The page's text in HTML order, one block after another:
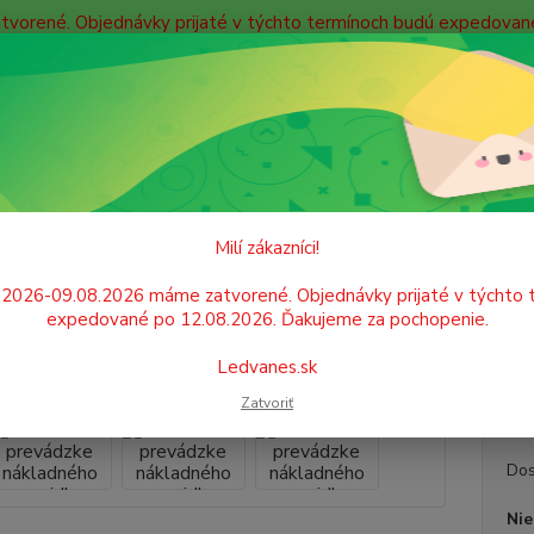
Objednávky prijaté v týchto termínoch budú
údajov Doprava
Hľadať +421
Po. -
Záznam o prevádzke nákladného vozidla
o prevádzke nákladného
Milí zákazníci!
09.08.2026 máme zatvorené. Objednávky prijaté v týchto
expedované po 12.08.2026. Ďakujeme za pochopenie.
Ledvanes.sk
Zatvoriť